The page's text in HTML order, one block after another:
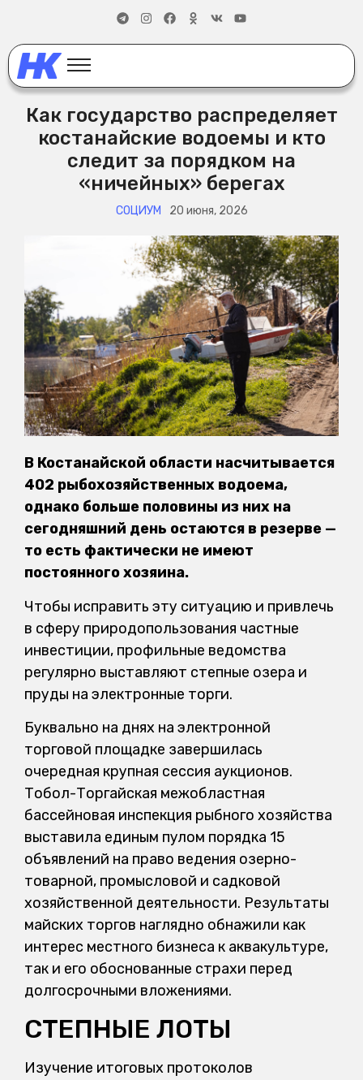
Как государство распределяет
костанайские водоемы и кто
следит за порядком на
«ничейных» берегах
СОЦИУМ 20 июня, 2026
В Костанайской области насчитывается
402 рыбохозяйственных водоема,
однако больше половины из них на
сегодняшний день остаются в резерве —
то есть фактически не имеют
постоянного хозяина.
Чтобы исправить эту ситуацию и привлечь
в сферу природопользования частные
инвестиции, профильные ведомства
регулярно выставляют степные озера и
пруды на электронные торги.
Буквально на днях на электронной
торговой площадке завершилась
очередная крупная сессия аукционов.
Тобол-Торгайская межобластная
бассейновая инспекция рыбного хозяйства
выставила единым пулом порядка 15
объявлений на право ведения озерно-
товарной, промысловой и садковой
хозяйственной деятельности. Результаты
майских торгов наглядно обнажили как
интерес местного бизнеса к аквакультуре,
так и его обоснованные страхи перед
долгосрочными вложениями.
СТЕПНЫЕ ЛОТЫ
Изучение итоговых протоколов